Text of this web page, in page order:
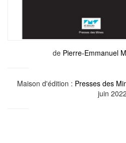
de Pierre-Emmanuel
Maison d'édition : Presses des
juin 2022